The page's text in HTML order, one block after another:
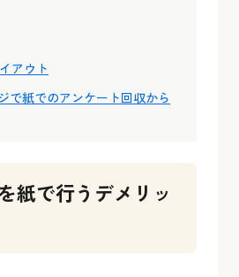
アウト
で紙でのアンケート回収から
紙で行うデメリッ